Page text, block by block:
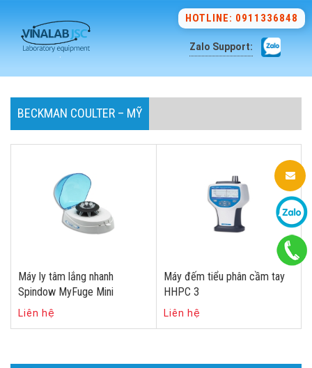
HOTLINE: 0911336848
Zalo Support:
BECKMAN COULTER – MỸ
Máy ly tâm lắng nhanh
Spindow MyFuge Mini
Liên hệ
Máy đếm tiểu phân cầm tay
HHPC 3
Liên hệ